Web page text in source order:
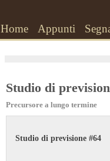
Home Appunti
Studio di
Precursore a lungo termine
Studio di previsione #64